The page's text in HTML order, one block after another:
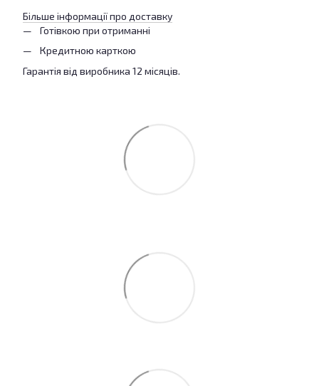
Більше інформації про доставку
Готівкою при отриманні
Кредитною карткою
Гарантія від виробника 12 місяців.